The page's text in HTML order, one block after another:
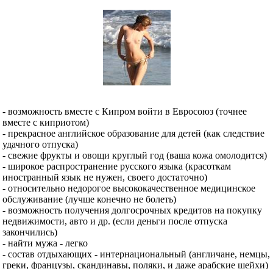
- возможность вместе с Кипром войти в Евросоюз (точнее
вместе с киприотом)
- прекрасное английское образование для детей (как следствие
удачного отпуска)
- свежие фрукты и овощи круглый год (ваша кожа омолодится)
- широкое распространение русского языка (красоткам
иностранный язык не нужен, своего достаточно)
- относительно недорогое высококачественное медицинское
обслуживание (лучше конечно не болеть)
- возможность получения долгосрочных кредитов на покупку
недвижимости, авто и др. (если деньги после отпуска
закончились)
- найти мужа - легко
- состав отдыхающих - интернациональный (англичане, немцы,
греки, французы, скандинавы, поляки, и даже арабские шейхи)